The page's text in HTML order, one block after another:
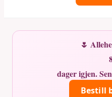
🌷
dager igjen.
Bestill